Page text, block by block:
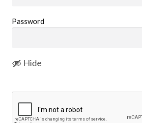
Password
Hide